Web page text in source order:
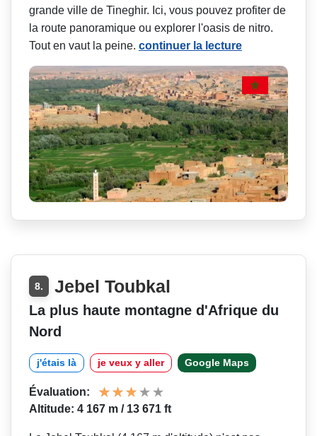
grande ville de Tineghir. Ici, vous pouvez profiter de
la route panoramique ou explorer l'oasis de nitro.
Tout en vaut la peine. continuer la lecture
8. Jebel Toubkal
La plus haute montagne d'Afrique du
Nord
j'étais là je veux y aller Google Maps
Évaluation:
Altitude: 4 167 m / 13 671 ft